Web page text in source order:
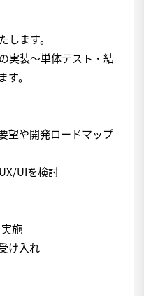
ます。
実装～単体テスト・結
。
望や開発ロードマップ
UIを検討
施
け入れ